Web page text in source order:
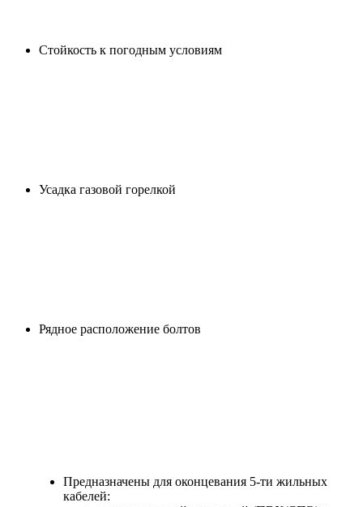
Cтойкость к погодным условиям
Усадка газовой горелкой
Рядное расположение болтов
Предназначены для оконцевания 5-ти жильных
кабелей: